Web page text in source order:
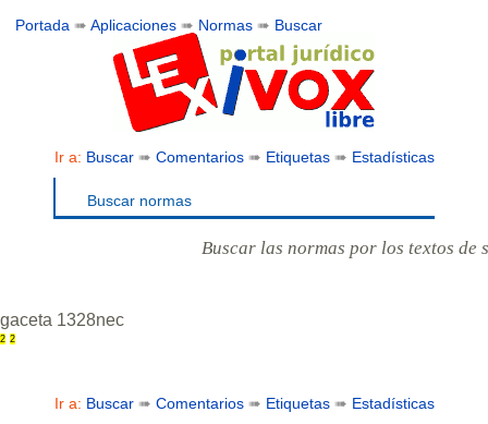
Portada ➠Aplicaciones ➠ Normas ➠ Buscar
Ir a: Buscar➠ Comentarios➠ Etiquetas➠ Estadísticas
Buscar normas
Buscar las normas por los textos de
gaceta 1328nec
2 2
Ir a: Buscar➠ Comentarios➠ Etiquetas➠ Estadísticas